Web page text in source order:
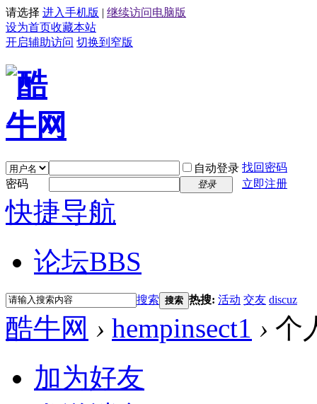
请选择 进入手机版 | 继续访问电脑版
设为首页收藏本站
开启辅助访问 切换到窄版
自动登录 找回密码
密码
登录 立即注册
快捷导航
论坛BBS
搜索 搜索 热搜: 活动 交友 discuz
酷牛网 › hempinsect1 › 个
加为好友